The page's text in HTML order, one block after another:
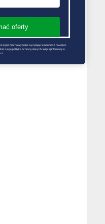
oferty
zgód można wycofać wysyłając wiadomość na adres
z jego polityką ochrony danych. Więcej informacji w